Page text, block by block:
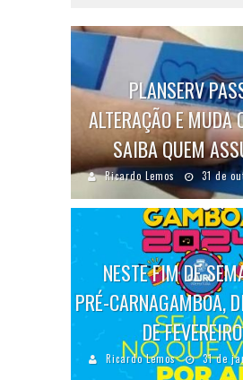
PLANSERV
ALTERAÇÃO E MUDA
SAIBA QUEM
Ricardo Lemos 31 de
NESTE FIM DE
PRÉ-CARNAGAMBOA,
DE FEVEREIRO
Ricardo Lemos 31 de